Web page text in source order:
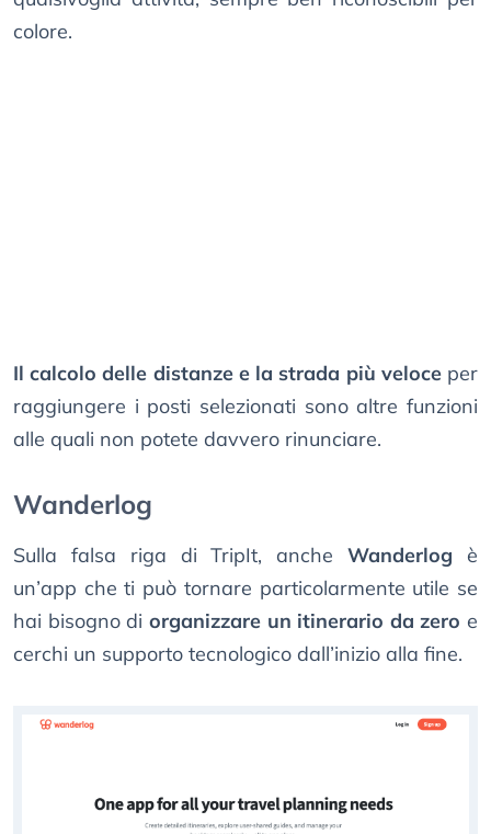
colore.
Il calcolo delle distanze e la strada più veloceper
raggiungere i posti selezionati sono altre funzioni
alle quali non potete davvero rinunciare.
Wanderlog
Sulla falsa riga di TripIt, ancheWanderlog è
un’app che ti può tornare particolarmente utile se
hai bisogno di organizzare un itinerario da zero e
cerchi un supporto tecnologico dall’inizio alla fine.